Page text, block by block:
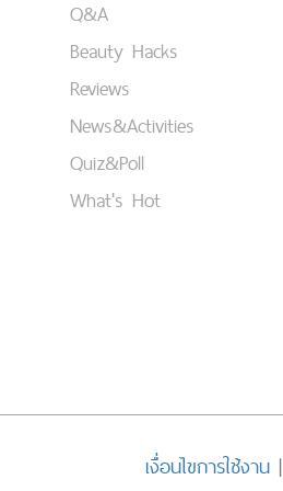
Q&A
Beauty Hacks
Reviews
News&Activities
Quiz&Poll
What's Hot
เงื่อนไขการใช้งาน|